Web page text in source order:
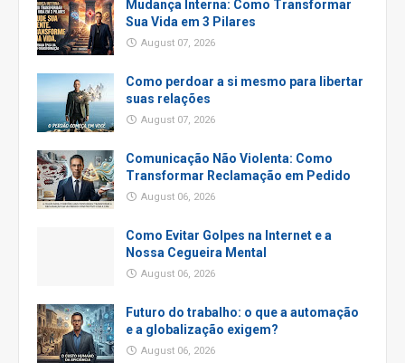
Mudança Interna: Como Transformar
Sua Vida em 3 Pilares
August 07, 2026
Como perdoar a si mesmo para libertar
suas relações
August 07, 2026
Comunicação Não Violenta: Como
Transformar Reclamação em Pedido
August 06, 2026
Como Evitar Golpes na Internet e a
Nossa Cegueira Mental
August 06, 2026
Futuro do trabalho: o que a automação
e a globalização exigem?
August 06, 2026